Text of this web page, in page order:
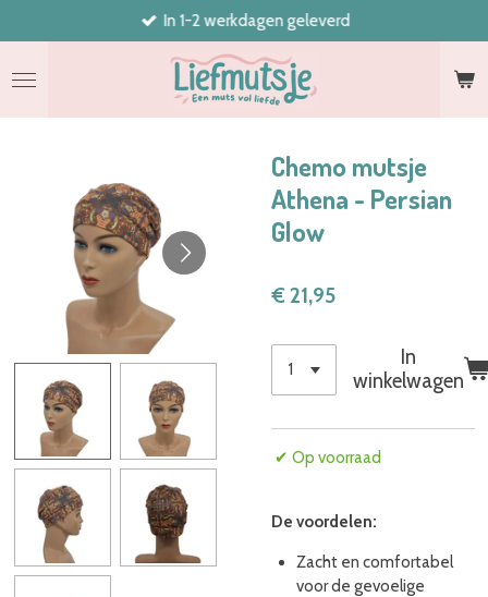
direct
naar
de
hoofdinhoud
In 1-2 werkdagen geleverd
Chemo mutsje
Athena - Persian
Glow
€ 21,95
In
winkelwagen
✔ Op voorraad
De voordelen:
Zacht en comfortabel
voor de gevoelige